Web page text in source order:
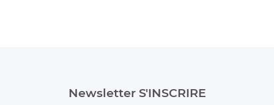
Newsletter S'INSCRIRE